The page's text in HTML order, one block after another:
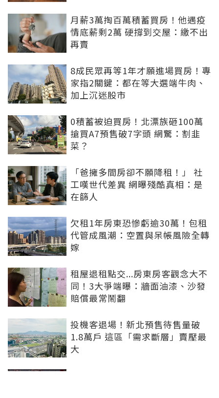
月薪3萬掏百萬積蓄買房！他遇疫
情底薪剩2萬 硬撐到交屋：繳不出
再賣
8成民眾再等1年才願進場買房！專
家指2關鍵：都在等大選端牛肉、
加上沉迷股市
0積蓄被迫買房！北漂族砸100萬
搶買A7預售破7字頭 網驚：割韭
菜？
「爸擁多間房卻不願降租！」 社
工嘆世代差異 網曝殘酷真相：是
在篩人
欠租1年房東恐慘虧逾30萬！包租
代管成風潮：空置與呆帳風險全轉
嫁
租屋退租點交...房東房客觀念大不
同！3大爭端曝：牆面油漆、沙發
賠償最常鬧翻
投機客退場！新北預售待售量破
1.8萬戶 這區「需求斷層」賣壓最
大